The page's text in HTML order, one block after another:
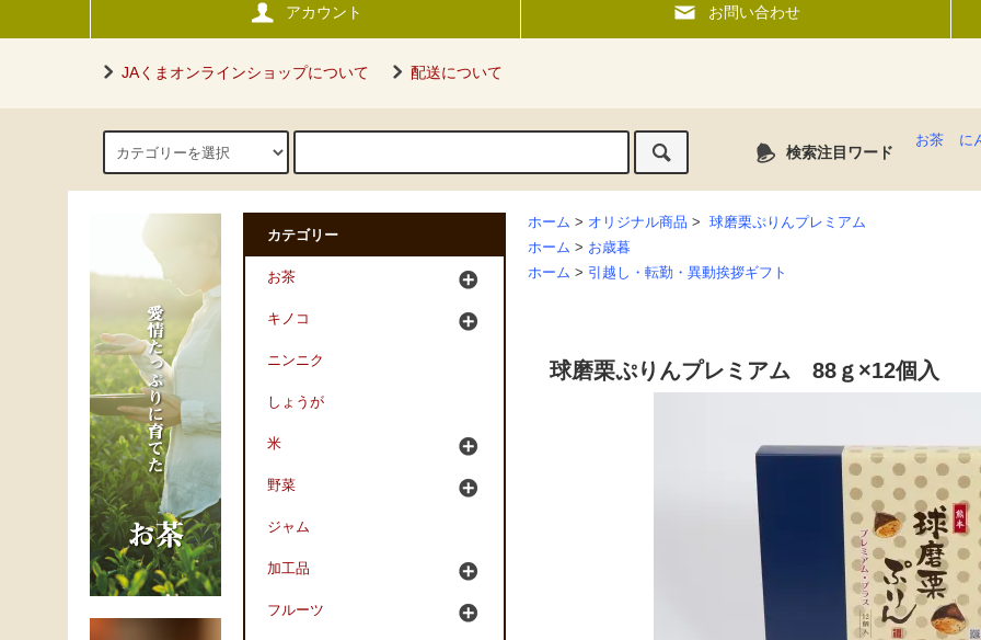
アカウント お問い合わせ
JAくまオンラインショップについて 配送について
検索注目ワード
お茶 に
ホーム > オリジナル商品 >
球磨栗ぷりんプレミアム
ホーム > お歳暮
ホーム > 引越し・転勤・異動挨拶ギフト
球磨栗ぷりんプレミアム 88ｇ×12個入
カテゴリー
お茶
キノコ
ニンニク
しょうが
米
野菜
ジャム
加工品
フルーツ